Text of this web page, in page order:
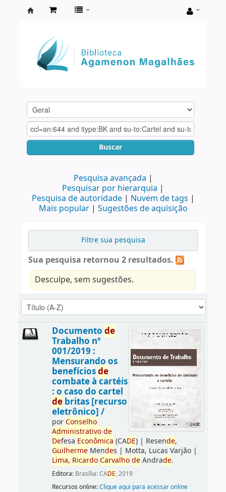
Agamenon
Magalhães
Buscar
Pesquisa avançada
Pesquisar por hierarquia
Pesquisa de autoridade
Nuvem de tags
Mais popular
Sugestões de aquisição
Filtre sua pesquisa
Sua pesquisa retornou 2 resultados.
Desculpe, sem sugestões.
Documento de
Trabalho nº
001/2019 :
Mensurando os
benefíciosde
combate à cartéis
: o caso do cartel
debritas [recurso
eletrônico] /
porConselho
Administrativo de
Defesa Econômica (CADE)| Resende,
GuilhermeMendes | Motta, Lucas Varjão|
Lima, Ricardo Carvalho deAndrade.
Editora: Brasília: CADE, 2019
Recursos online:Clique aqui para acessar online